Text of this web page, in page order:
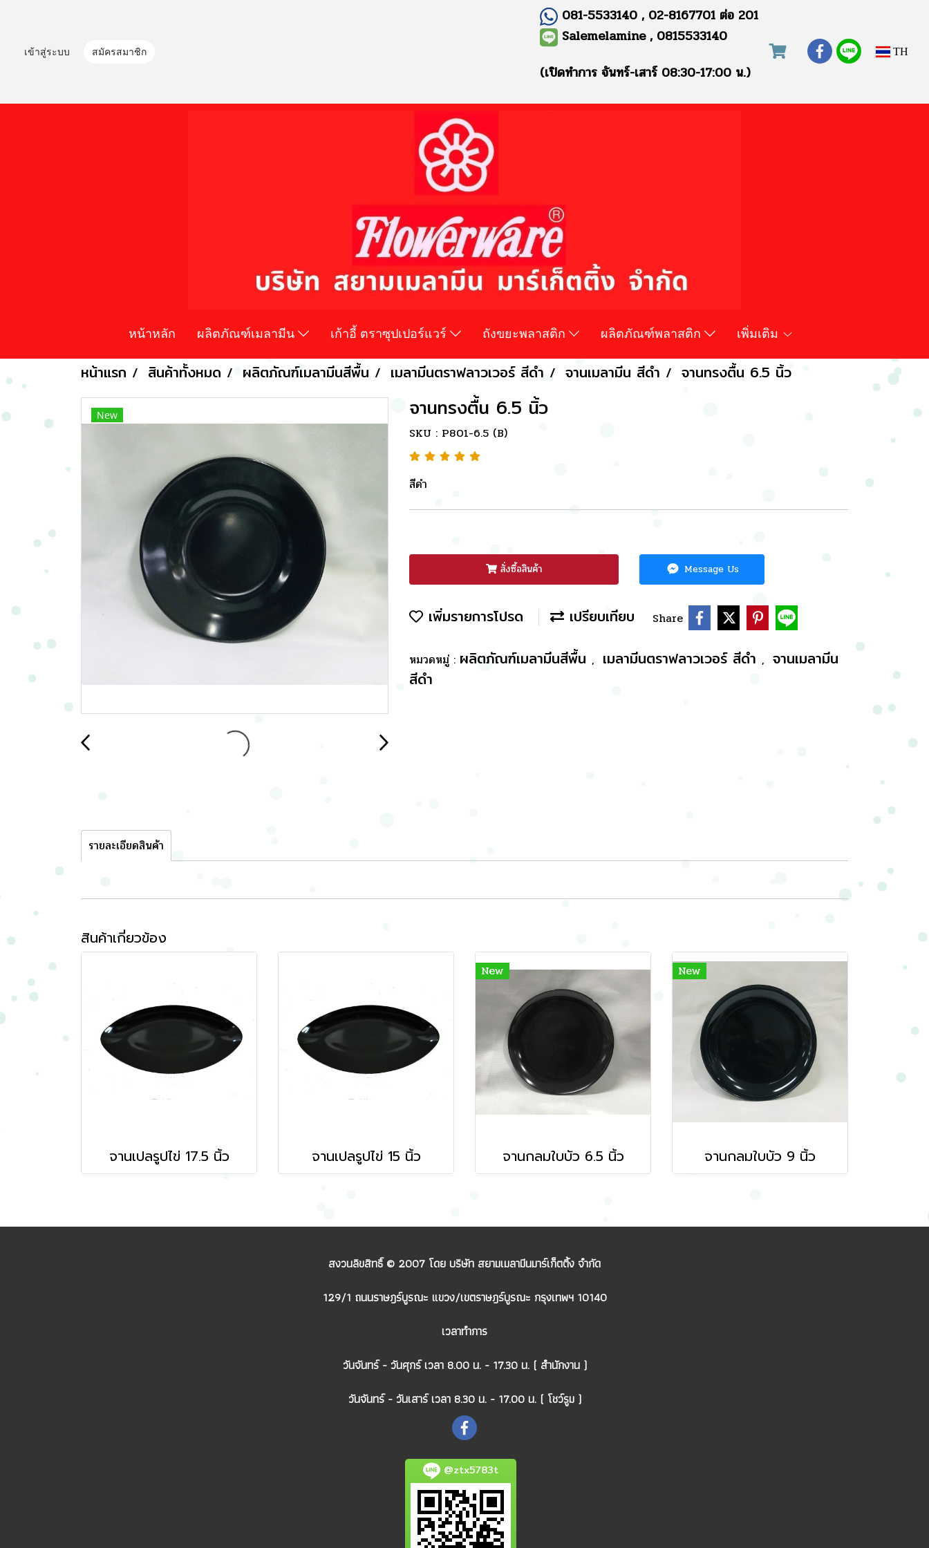
เข้าสู่ระบบ สมัครสมาชิก
081-5533140 , 02-8167701 ต่อ 201
Salemelamine , 0815533140
(เปิดทำการ จันทร์-เสาร์ 08:30-17:00 น.)
TH
หน้าหลัก ผลิตภัณฑ์เมลามีน เก้าอี้ ตราซุปเปอร์แวร์ ถังขยะพลาสติก ผลิตภัณฑ์พลาสติก เพิ่มเติม
หน้าแรก สินค้าทั้งหมด ผลิตภัณฑ์เมลามีนสีพื้น เมลามีนตราฟลาวเวอร์ สีดำ จานเมลามีน สีดำ จานทรงตื้น 6.5 นิ้ว
New จานทรงตื้น 6.5 นิ้ว
SKU : P801-6.5 (B)
สีดำ
สั่งซื้อสินค้า Message Us
เพิ่มรายการโปรด เปรียบเทียบ Share
หมวดหมู่ : ผลิตภัณฑ์เมลามีนสีพื้น , เมลามีนตราฟลาวเวอร์ สีดำ , จานเมลามีน
สีดำ
รายละเอียดสินค้า
สินค้าเกี่ยวข้อง
จานเปลรูปไข่ 17.5 นิ้ว จานเปลรูปไข่ 15 นิ้ว
New
จานกลมใบบัว 6.5 นิ้ว
New
จานกลมใบบัว 9 นิ้ว
สงวนลิขสิทธิ์ © 2007 โดย บริษัท สยามเมลามีนมาร์เก็ตติ้ง จำกัด
129/1 ถนนราษฎร์บูรณะ แขวง/เขตราษฎร์บูรณะ กรุงเทพฯ 10140
เวลาทำการ
วันจันทร์ - วันศุกร์ เวลา 8.00 น. - 17.30 น. ( สำนักงาน )
วันจันทร์ - วันเสาร์ เวลา 8.30 น. - 17.00 น. ( โชว์รูม )
@ztx5783t